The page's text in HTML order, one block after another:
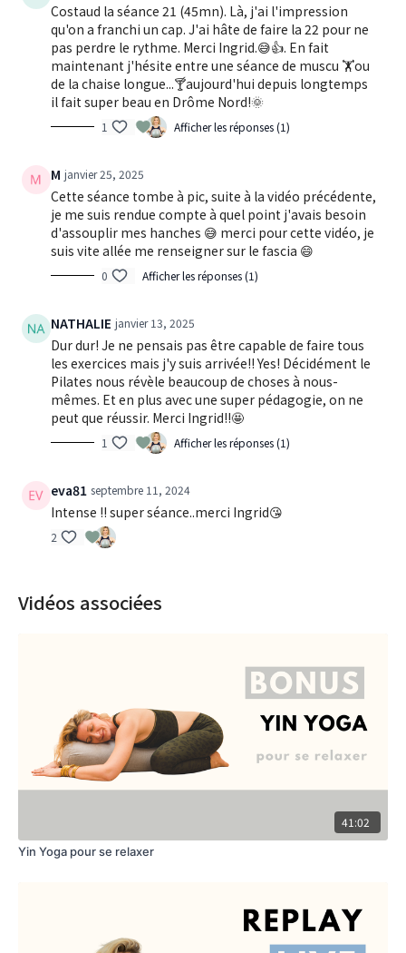
Costaud la séance 21 (45mn). Là, j'ai l'impression
qu'on a franchi un cap. J'ai hâte de faire la 22 pour ne
pas perdre le rythme. Merci Ingrid.😅👍. En fait
maintenant j'hésite entre une séance de muscu 🏋️ou
de la chaise longue...🍸aujourd'hui depuis longtemps
il fait super beau en Drôme Nord!🌞
1 Afficher les réponses (1)
M janvier 25, 2025
Cette séance tombe à pic, suite à la vidéo précédente,
je me suis rendue compte à quel point j'avais besoin
d'assouplir mes hanches 😅 merci pour cette vidéo, je
suis vite allée me renseigner sur le fascia 😄
0 Afficher les réponses (1)
NATHALIE janvier 13, 2025
Dur dur! Je ne pensais pas être capable de faire tous
les exercices mais j'y suis arrivée!! Yes! Décidément le
Pilates nous révèle beaucoup de choses à nous-
mêmes. Et en plus avec une super pédagogie, on ne
peut que réussir. Merci Ingrid!!🤩
1 Afficher les réponses (1)
eva81 septembre 11, 2024
Intense !! super séance..merci Ingrid😘
2
Vidéos associées
41:02
Yin Yoga pour se relaxer